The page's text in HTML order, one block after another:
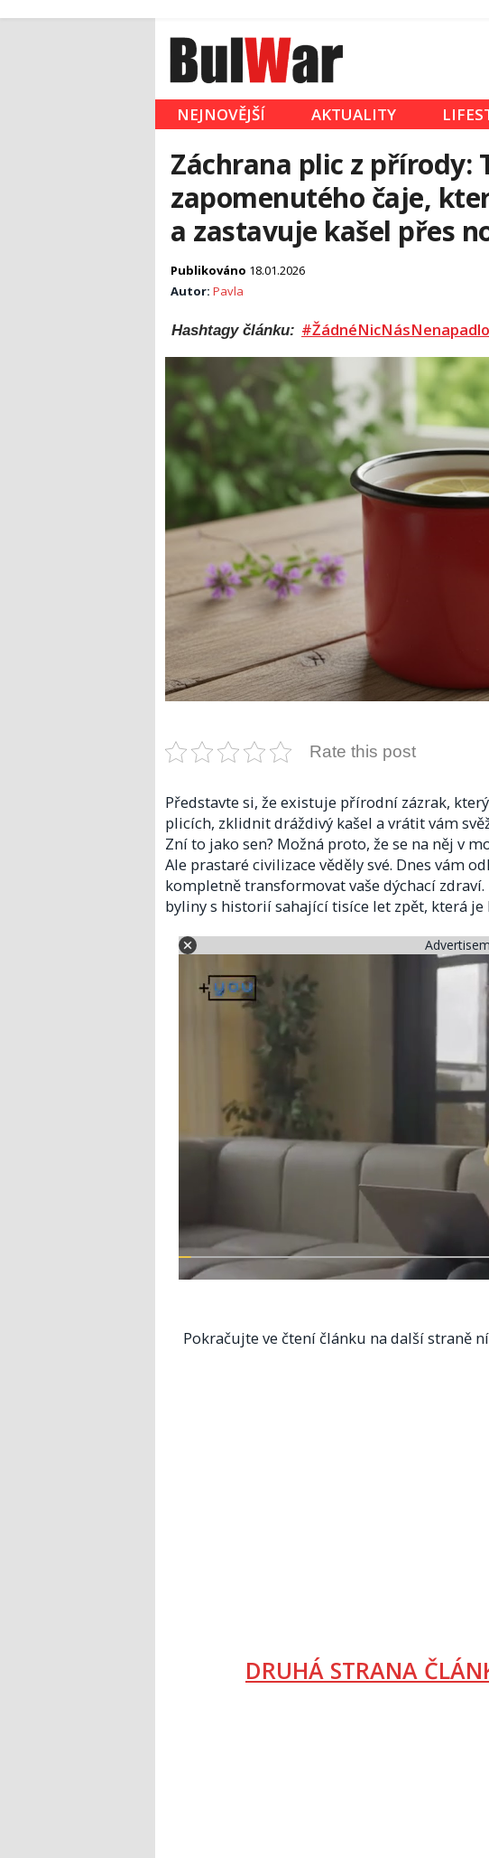
NEJNOVĚJŠÍ AKTUALITY
Záchrana plic z přírody:
zapomenutého čaje,
a zastavuje kašel přes
Publikováno 18.01.2026
Autor: Pavla
Hashtagy článku: #ŽádnéNicNásNenapadlo
Rate this post
Představte si, že existuje přírodní zázrak,
plicích, zklidnit dráždivý kašel a vrátit vám
Zní to jako sen? Možná proto, že se na něj v
Ale prastaré civilizace věděly své. Dnes vám
kompletně transformovat vaše dýchací
byliny s historií sahající tisíce let zpět, která
Pokračujte ve čtení článku na další straně
DRUHÁ STRANA